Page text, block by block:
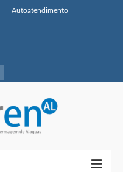
Autoatendimento